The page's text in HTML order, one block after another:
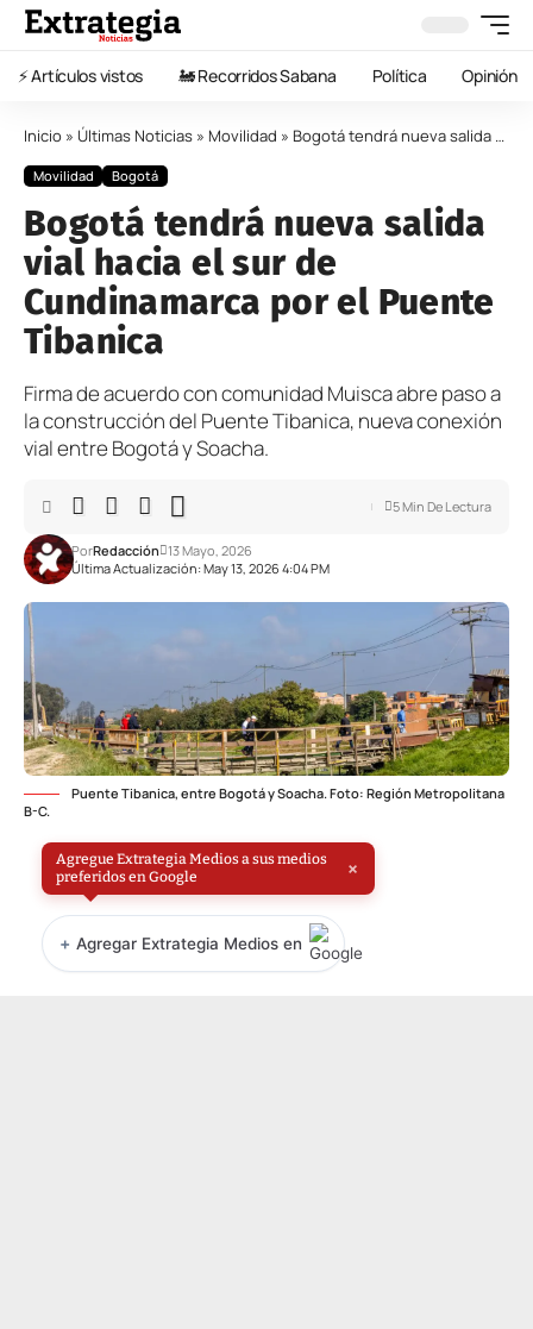
⚡️ Artículos vistos 🚂 Recorridos Sabana Política Opinión
Inicio » Últimas Noticias » Movilidad » Bogotá tendrá nueva salida vial hacia el sur de Cundinamarca por el Puente Tibanica
Movilidad Bogotá
Bogotá tendrá nueva salida
vial hacia el sur de
Cundinamarca por el Puente
Tibanica
Firma de acuerdo con comunidad Muisca abre paso a
la construcción del Puente Tibanica, nueva conexión
vial entre Bogotá y Soacha.
Última Actualización: May 13, 2026 4:04 PM
PorRedacción 13 Mayo, 2026
5 Min De Lectura
Puente Tibanica, entre Bogotá y Soacha. Foto: Región Metropolitana
B-C.
Agregue Extrategia Medios a sus medios
preferidos en Google
×
+ Agregar Extrategia Medios en